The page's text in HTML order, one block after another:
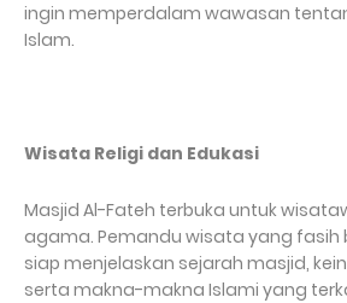
ingin memperdalam wawasan
Islam.
Wisata Religi dan Edukasi
Masjid Al-Fateh terbuka untuk
agama. Pemandu wisata yang fasih
siap menjelaskan sejarah masjid,
serta makna-makna Islami yang